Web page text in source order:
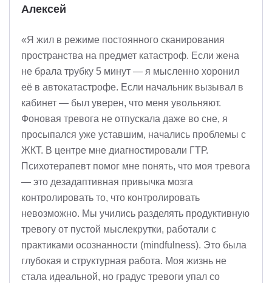
Алексей
«Я жил в режиме постоянного сканирования
пространства на предмет катастроф. Если жена
не брала трубку 5 минут — я мысленно хоронил
её в автокатастрофе. Если начальник вызывал в
кабинет — был уверен, что меня увольняют.
Фоновая тревога не отпускала даже во сне, я
просыпался уже уставшим, начались проблемы с
ЖКТ. В центре мне диагностировали ГТР.
Психотерапевт помог мне понять, что моя тревога
— это дезадаптивная привычка мозга
контролировать то, что контролировать
невозможно. Мы учились разделять продуктивную
тревогу от пустой мыслекрутки, работали с
практиками осознанности (mindfulness). Это была
глубокая и структурная работа. Моя жизнь не
стала идеальной, но градус тревоги упал со